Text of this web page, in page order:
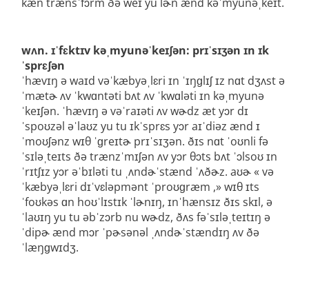
wʌn. ɪˈfɛktɪv kəˌmyunəˈkeɪʃən: prɪˈsɪʒən ɪn ɪk
ˈsprɛʃən
ˈhævɪŋ ə waɪd vəˈkæbyəˌlɛri ɪn ˈɪŋɡlɪʃ ɪz nɑt dʒʌst ə
ˈmætɚ ʌv ˈkwɑntəti bʌt ʌv ˈkwɑləti ɪn kəˌmyunə
ˈkeɪʃən. ˈhævɪŋ ə vəˈraɪəti ʌv wɚdz æt yɔr dɪ
ˈspoʊzəl əˈlaʊz yu tu ɪkˈsprɛs yɔr aɪˈdiəz ænd ɪ
ˈmoʊʃənz wɪθ ˈɡreɪtɚ prɪˈsɪʒən. ðɪs nɑt ˈoʊnli fə
ˈsɪləˌteɪts ðə trænzˈmɪʃən ʌv yɔr θɔts bʌt ˈɔlsoʊ ɪn
ˈrɪtʃɪz yɔr əˈbɪləti tu ˌʌndɚˈstænd ˈʌðɚz. aʊɚ « və
ˈkæbyəˌlɛri dɪˈvɛləpmənt ˈproʊɡræm ,» wɪθ ɪts
ˈfoʊkəs ɑn hoʊˈlɪstɪk ˈlɚnɪŋ, ɪnˈhænsɪz ðɪs skɪl, ə
ˈlaʊɪŋ yu tu əbˈzɔrb nu wɚdz, ðʌs fəˈsɪləˌteɪtɪŋ ə
ˈdipɚ ænd mɔr ˈpɚsənəl ˌʌndɚˈstændɪŋ ʌv ðə
ˈlæŋɡwɪdʒ.